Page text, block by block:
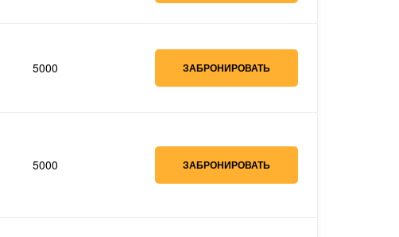
5000 ЗАБРОНИРОВАТЬ
5000 ЗАБРОНИРОВАТЬ